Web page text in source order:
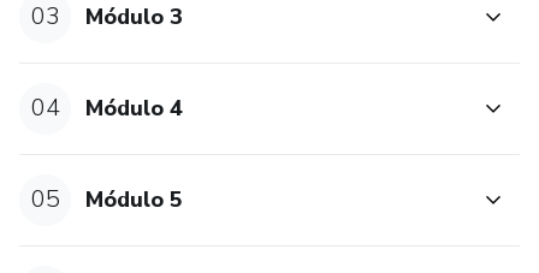
03 Módulo 3
04 Módulo 4
05 Módulo 5